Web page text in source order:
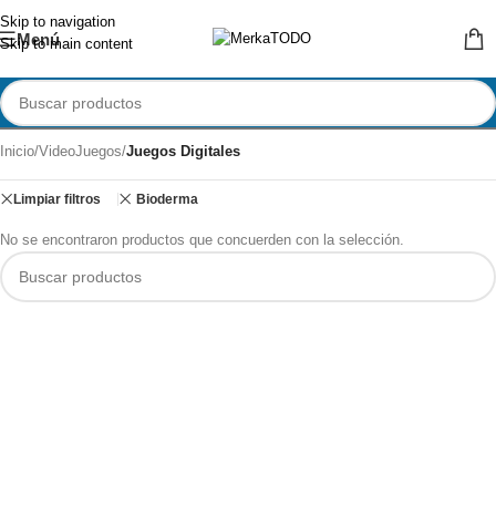
Skip to navigation
Skip to main content
Menú
Inicio/VideoJuegos/Juegos Digitales
Limpiar filtros Bioderma
No se encontraron productos que concuerden con la selección.